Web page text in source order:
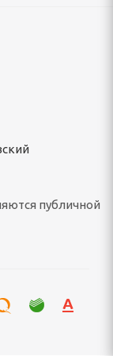
публичной